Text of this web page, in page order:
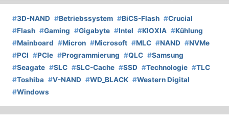
#3D-NAND #Betriebssystem #BiCS-Flash #Crucial
#Flash #Gaming #Gigabyte #Intel #KIOXIA #Kühlung
#Mainboard #Micron #Microsoft #MLC #NAND #NVMe
#PCI #PCIe #Programmierung #QLC #Samsung
#Seagate #SLC #SLC-Cache #SSD #Technologie #TLC
#Toshiba #V-NAND #WD_BLACK #Western Digital
#Windows